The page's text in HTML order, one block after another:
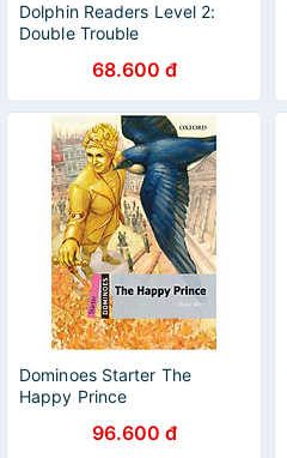
Dolphin Readers Level 2:
Double Trouble
68.600 đ
Dominoes Starter The
Happy Prince
96.600 đ